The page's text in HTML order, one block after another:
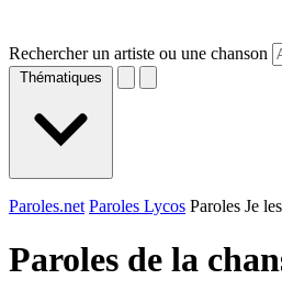
Rechercher un artiste ou une chanson
Thématiques
Paroles.net Paroles Lycos Paroles Je
Paroles de la